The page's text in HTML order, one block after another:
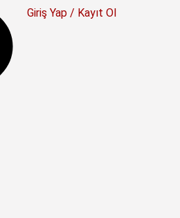
Giriş Yap / Kayıt Ol